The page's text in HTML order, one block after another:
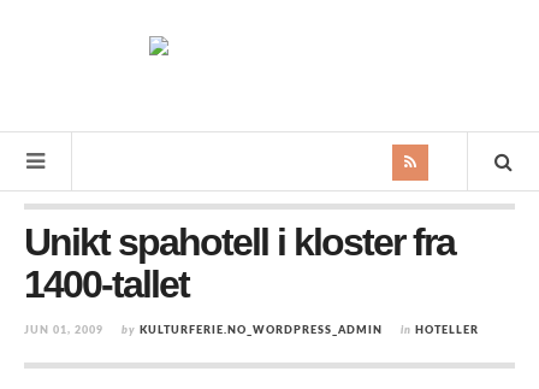
Unikt spahotell i kloster fra
1400-tallet
JUN 01, 2009 by KULTURFERIE.NO_WORDPRESS_ADMIN in HOTELLER